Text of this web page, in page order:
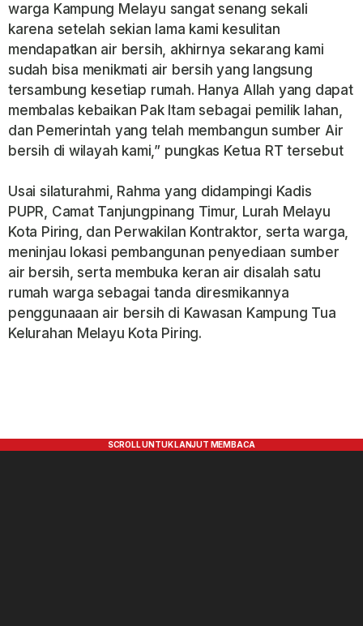
warga Kampung Melayu sangat senang sekali
karena setelah sekian lama kami kesulitan
mendapatkan air bersih, akhirnya sekarang kami
sudah bisa menikmati air bersih yang langsung
tersambung kesetiap rumah. Hanya Allah yang dapat
membalas kebaikan Pak Itam sebagai pemilik lahan,
dan Pemerintah yang telah membangun sumber Air
bersih di wilayah kami,” pungkas Ketua RT tersebut
Usai silaturahmi, Rahma yang didampingi Kadis
PUPR, Camat Tanjungpinang Timur, Lurah Melayu
Kota Piring, dan Perwakilan Kontraktor, serta warga,
meninjau lokasi pembangunan penyediaan sumber
air bersih, serta membuka keran air disalah satu
rumah warga sebagai tanda diresmikannya
penggunaaan air bersih di Kawasan Kampung Tua
Kelurahan Melayu Kota Piring.